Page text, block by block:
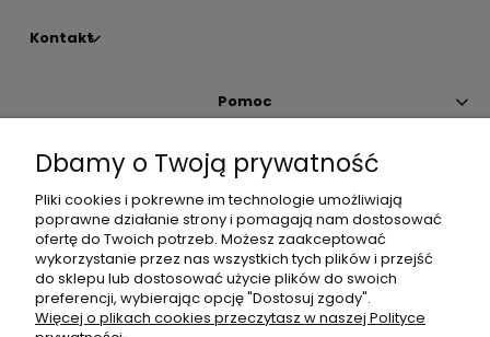
Kontakt
Pomoc
Moje konto
Płatności i dostawa
Informacje
Dbamy o Twoją prywatność
Pliki cookies i pokrewne im technologie umożliwiają
poprawne działanie strony i pomagają nam dostosować
ofertę do Twoich potrzeb. Możesz zaakceptować
wykorzystanie przez nas wszystkich tych plików i przejść
do sklepu lub dostosować użycie plików do swoich
preferencji, wybierając opcję "Dostosuj zgody".
Więcej o plikach cookies przeczytasz w naszej Polityce